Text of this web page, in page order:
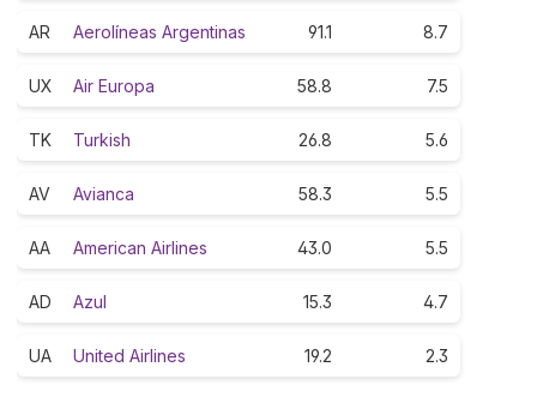
AR Aerolíneas Argentinas 91.1 8.7
UX Air Europa 58.8 7.5
TK Turkish 26.8 5.6
AV Avianca 58.3 5.5
AA American Airlines 43.0 5.5
AD Azul 15.3 4.7
UA United Airlines 19.2 2.3